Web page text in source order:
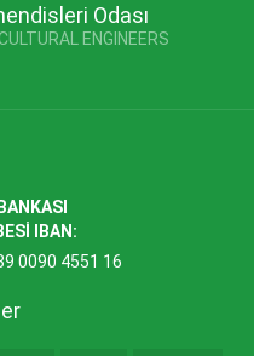
Odası
ENGINEERS
IBAN:
0090 4551 16